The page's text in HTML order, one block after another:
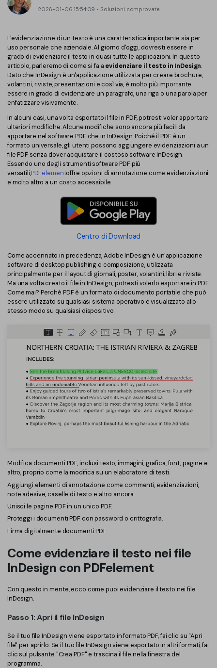
PDF in Word
Comprimere PDF
Unire PDF
Word in PDF
Altri Strumenti Online
Compimi PDF
Organizza PDF
Ritaglia PDF
Modulo PDF
Firma PDF
Batch PDF
Firma digitale certificata
Smart Redact PDF
Extrai dati PDF
Password PDF
Condividi PDF
AI per PDF
Chat con PDF
Riassunto PDF AI
Traduzione PDF AI
Controllo grammatica AI
Chat con immagine
Rilevatore di contenuti AI
Riscrivi PDF con AI
AI Image Generator
Tutte Le Funzionalità
Esegui OCR su PDF
APP PDF
Firma su PDF
PDF editor per Mac
Comprimere PDF
Soluzioni PDF per
Educazione
Servizio IT
Governo
Pubblicazione
Freelancer
Recensioni e premi
Storie di clienti
Recensioni di clienti
Confronto dei software PDF
Guida utente
PDFelement per Windows
PDFelement per Mac
Tutorial Video
Support
Contatta il supporto
Specifiche tecniche
Aggiornamenti
Centro di download
Aggiorna a PDFelement 12
2026-01-06 15:54:09 • Soluzioni comprovate
L'evidenziazione di un testo è una caratteristica importante sia per
uso personale che aziendale. Al giorno d'oggi, dovresti essere in
grado di evidenziare il testo in quasi tutte le applicazioni. In questo
articolo, parleremo di come si fa a evidenziare il testo in InDesign.
Dato che InDesign è un'applicazione utilizzata per creare brochure,
volantini, riviste, presentazioni e così via, è molto più importante
essere in grado di evidenziare un paragrafo, una riga o una parola per
enfatizzare visivamente.
In alcuni casi, una volta esportato il file in PDF, potresti voler apportare
ulteriori modifiche. Alcune modifiche sono ancora più facili da
apportare nel software PDF che in InDesign. Poiché il PDF è un
formato universale, gli utenti possono aggiungere evidenziazioni a un
file PDF senza dover acquistare il costoso software InDesign.
Essendo uno degli strumenti software PDF più
versatili,PDFelementoffre opzioni di annotazione come evidenziazioni
e molto altro a un costo accessibile.
Centro di Download
Come accennato in precedenza, Adobe InDesign è un'applicazione
software di desktop publishing e composizione, utilizzata
principalmente per il layout di giornali, poster, volantini, libri e riviste.
Ma una volta creato il file in InDesign, potresti volerlo esportare in PDF.
Come mai? Perché PDF è un formato di documento portatile che può
essere utilizzato su qualsiasi sistema operativo e visualizzato allo
stesso modo su qualsiasi dispositivo.
Modifica documenti PDF, inclusi testo, immagini, grafica, font, pagine e
altro, proprio come la modifica su un elaboratore di testi.
Aggiungi elementi di annotazione come commenti, evidenziazioni,
note adesive, caselle di testo e altro ancora.
Unisci le pagine PDF in un unico PDF.
Proteggi i documenti PDF con password o crittografia.
Firma digitalmente documenti PDF.
Come evidenziare il testo nei file
InDesign con PDFelement
Con questo in mente, ecco come puoi evidenziare il testo nei file
InDesign.
Passo 1: Apri il file InDesign
Se il tuo file InDesign viene esportato in formato PDF, fai clic su "Apri
file" per aprirlo. Se il tuo file InDesign viene esportato in altri formati, fai
clic sul pulsante "Crea PDF" e trascina il file nella finestra del
programma.